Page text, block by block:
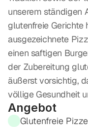
unserem ständigen
glutenfreie Gerichte
ausgezeichnete
einen saftigen
der Zubereitung
äußerst vorsichtig,
völlige Gesundheit
Angebot
Glutenfreie